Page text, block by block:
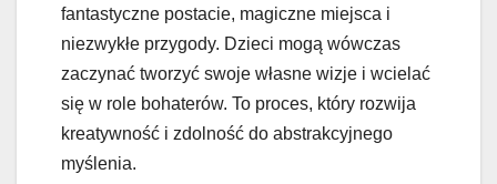
fantastyczne postacie, magiczne miejsca i
niezwykłe przygody. Dzieci mogą wówczas
zaczynać tworzyć swoje własne wizje i wcielać
się w role bohaterów. To proces, który rozwija
kreatywność i zdolność do abstrakcyjnego
myślenia.